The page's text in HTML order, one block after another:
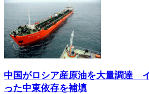
中国がロシア産原油を大量調達
った中東依存を補填